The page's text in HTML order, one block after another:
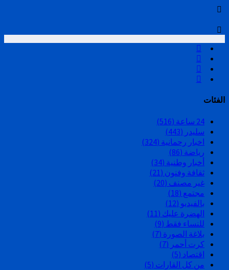
الفئات
24 ساعة
(516)
سليدر (443)
اخبار رحمانية (324)
رياضة (86)
أخبار وطنية (34)
ثقافة وفنون (21)
غير مصنف (20)
مجتمع (18)
بالفيديو (12)
الهضرة عليك (11)
للنساء فقط (9)
بلاغة الصورة (7)
كرت أحمر (7)
اقتصاد (5)
من كل القارات (5)